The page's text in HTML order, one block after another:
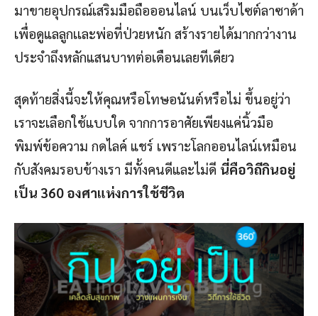
มาขายอุปกรณ์เสริมมือถือออนไลน์ บนเว็บไซต์ลาซาด้า
เพื่อดูแลลูกเเละพ่อที่ป่วยหนัก สร้างรายได้มากกว่างาน
ประจำถึงหลักแสนบาทต่อเดือนเลยทีเดียว
สุดท้ายสิ่งนี้จะให้คุณหรือโทษอนันต์หรือไม่ ขึ้นอยู่ว่า
เราจะเลือกใช้แบบใด จากการอาศัยเพียงแค่นิ้วมือ
พิมพ์ข้อความ กดไลค์ แชร์ เพราะโลกออนไลน์เหมือน
กับสังคมรอบข้างเรา มีทั้งคนดีและไม่ดี นี่คือวิถีกินอยู่
เป็น 360 องศาแห่งการใช้ชีวิต